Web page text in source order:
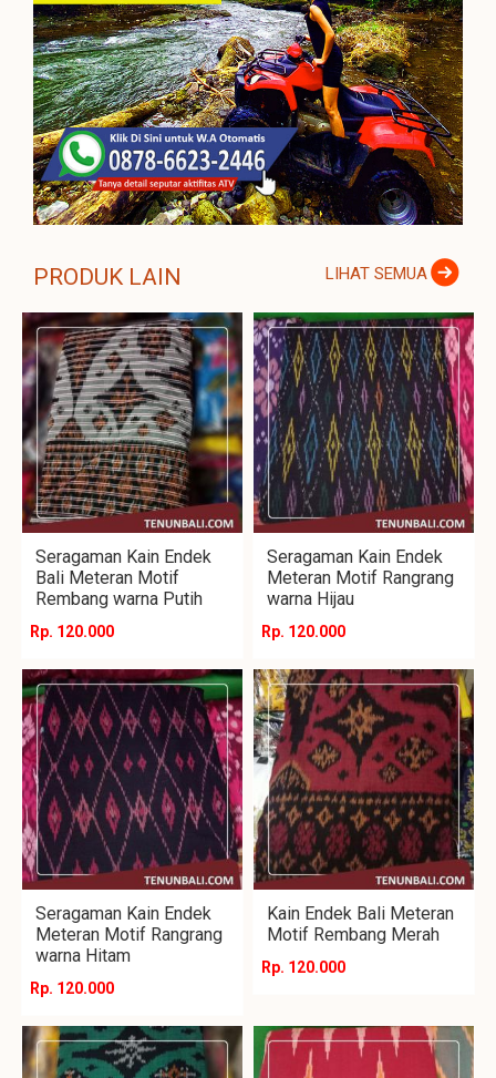
PRODUK LAIN LIHAT SEMUA
Seragaman Kain Endek
Bali Meteran Motif
Rembang warna Putih
Rp. 120.000
Seragaman Kain Endek
Meteran Motif Rangrang
warna Hijau
Rp. 120.000
Seragaman Kain Endek
Meteran Motif Rangrang
warna Hitam
Rp. 120.000
Kain Endek Bali Meteran
Motif Rembang Merah
Rp. 120.000